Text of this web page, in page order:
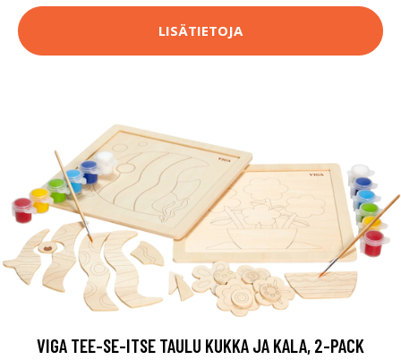
LISÄTIETOJA
VIGA TEE-SE-ITSE TAULU KUKKA JA KALA, 2-PACK